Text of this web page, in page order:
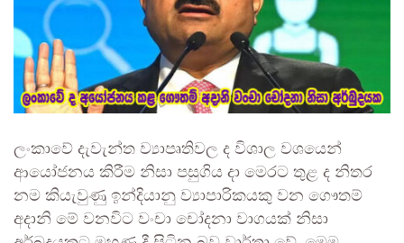
ලංකාවේ දැවැන්ත ව්‍යාපෘතිවල ද විශාල වශයෙන්
ආයෝජනය කිරීම නිසා පසුගිය දා මෙරට තුළ ද නිතර
නම කියැවුණු ඉන්දියානු ව්‍යාපාරිකයකු වන ගෞතම්
අදානි මේ වනවිට වංචා චෝදනා වාගයක් නිසා